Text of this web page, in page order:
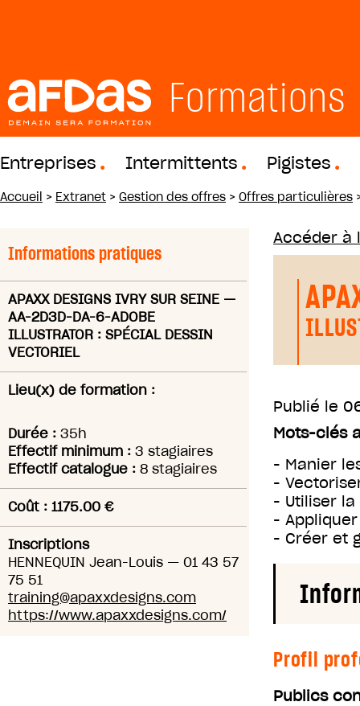
Formations
Entreprises Intermittents Pigistes
Accueil > Extranet > Gestion des offres > Offres particulières
Informations pratiques
APAXX DESIGNS IVRY SUR SEINE —
AA-2D3D-DA-6-ADOBE
ILLUSTRATOR : SPÉCIAL DESSIN
VECTORIEL
Lieu(x) de formation :
Durée : 35h
Effectif minimum : 3 stagiaires
Effectif catalogue : 8 stagiaires
Coût : 1175.00 €
Inscriptions
HENNEQUIN Jean-Louis — 01 43 57
75 51
training@apaxxdesigns.com
https://www.apaxxdesigns.com/
Accéder à
Publié le
Mots-clés
- Manier
-
- Utiliser
-
- Créer et
Profil
Publics